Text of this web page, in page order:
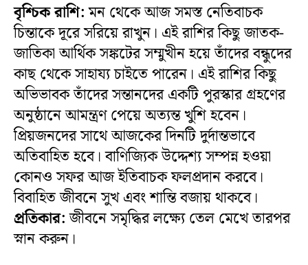
বৃশ্চিক রাশি:মন থেকে আজ সমস্ত নেতিবাচক
চিন্তাকে দূরে সরিয়ে রাখুন। এই রাশির কিছু জাতক-
জাতিকা আর্থিক সঙ্কটের সম্মুখীন হয়ে তাঁদের বন্ধুদের
কাছ থেকে সাহায্য চাইতে পারেন। এই রাশির কিছু
অভিভাবক তাঁদের সন্তানদের একটি পুরস্কার গ্রহণের
অনুষ্ঠানে আমন্ত্রণ পেয়ে অত্যন্ত খুশি হবেন।
প্রিয়জনদের সাথে আজকের দিনটি দুর্দান্তভাবে
অতিবাহিত হবে। বাণিজ্যিক উদ্দেশ্য সম্পন্ন হওয়া
কোনও সফর আজ ইতিবাচক ফলপ্রদান করবে।
বিবাহিত জীবনে সুখ এবং শান্তি বজায় থাকবে।
প্রতিকার:জীবনে সমৃদ্ধির লক্ষ্যে তেল মেখে তারপর
স্নান করুন।